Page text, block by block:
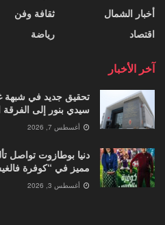
أخبار الشمال
اقتصاد
ثقافة وفن
رياضة
آخر الأخبار
تحقيق جديد في شبهة
سيدي بنور إلى الفرقة
أغسطس 7, 2026
دنيا بوطازوت تواصل
مميز في “كوفرة
أغسطس 3, 2026